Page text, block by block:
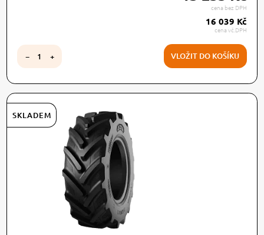
cena bez DPH
16 039 Kč
cena vč.DPH
− + VLOŽIT DO KOŠÍKU
SKLADEM